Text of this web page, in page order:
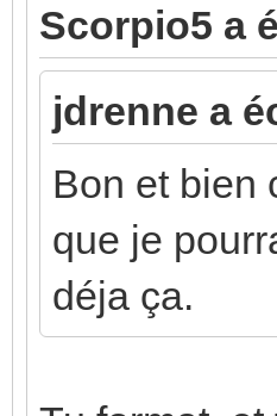
Scorpio5 a
jdrenne a
Bon et bien
que je
déja ça.